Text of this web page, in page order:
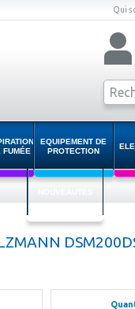
Qui
FUMÉE
EQUIPEMENT DE
PROTECTION